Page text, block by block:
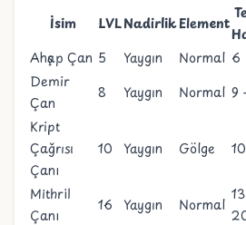
İsim
LVLNadirlikElement
Ahşap Çan 5 Yaygın Normal 6
Demir
Çan
8 Yaygın Normal 9
Kript
Çağrısı
Çanı
10 Yaygın Gölge
Mithril
Çanı
16 Yaygın Normal